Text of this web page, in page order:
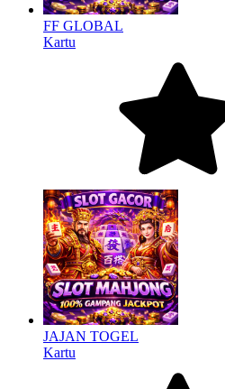
FF GLOBAL
Kartu
JAJAN TOGEL
Kartu